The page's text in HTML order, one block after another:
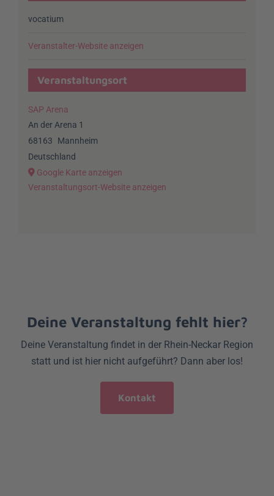
Veranstaltungsort
SAP Arena
An der Arena 1
68163
Mannheim
Deutschland
Google Karte anzeigen
Veranstaltungsort-Website anzeigen
vocatium
Veranstalter-Website anzeigen
Deine Veranstaltung fehlt hier?
Deine Veranstaltung findet in der Rhein-Neckar Region
statt und ist hier nicht aufgeführt? Dann aber los!
Kontakt